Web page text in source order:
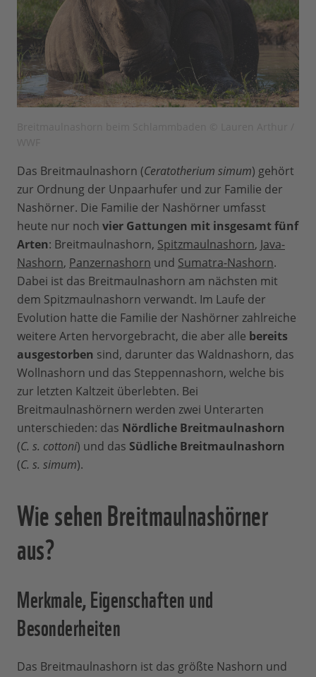
Das Breitmaulnashorn (Ceratotherium simum) gehört
zur Ordnung der Unpaarhufer und zur Familie der
Nashörner. Die Familie der Nashörner umfasst
heute nur noch vier Gattungen mit insgesamt fünf
Arten: Breitmaulnashorn, Spitzmaulnashorn, Java-
Nashorn, Panzernashorn und Sumatra-Nashorn.
Dabei ist das Breitmaulnashorn am nächsten mit
dem Spitzmaulnashorn verwandt. Im Laufe der
Evolution hatte die Familie der Nashörner zahlreiche
weitere Arten hervorgebracht, die aber alle bereits
ausgestorben sind, darunter das Waldnashorn, das
Wollnashorn und das Steppennashorn, welche bis
zur letzten Kaltzeit überlebten. Bei
Breitmaulnashörnern werden zwei Unterarten
unterschieden: das Nördliche Breitmaulnashorn
(C. s. cottoni) und das Südliche Breitmaulnashorn
(C. s. simum).
Wie sehen Breitmaulnashörner
aus?
Merkmale, Eigenschaften und
Besonderheiten
Das Breitmaulnashorn ist das größte Nashorn und